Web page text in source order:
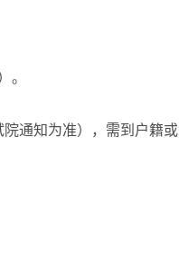
。
通知为准），需到户籍或